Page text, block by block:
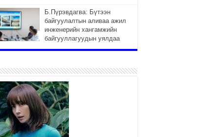
Б.Пүрэвдагва: Бүтээн
байгуулалтын аливаа ажил
инженерийн хангамжийн
байгууллагуудын уялдаа
саатах ёсгүй
“Сэлбэ 20 минутын хот”
төслийн анхны 12 давхар
барилгын үндсэн карказ,
цутгалтын ажил дууслаа
оны 7 сар 20 / 17 цаг 17 минут
Мопед, скүүтер, тэдгээртэй
адилтгах үзүүлэлт бүхий